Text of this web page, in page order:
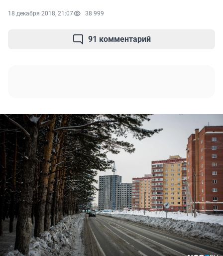
18 декабря 2018, 21:07 38 999
91 комментарий